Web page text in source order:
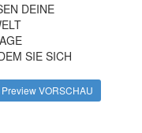
DEINE
SIE SICH
Preview VORSCHAU